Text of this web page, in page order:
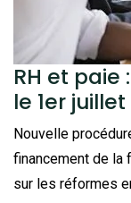
RH et
le 1er
Nouvelle
financement de la
sur les réformes